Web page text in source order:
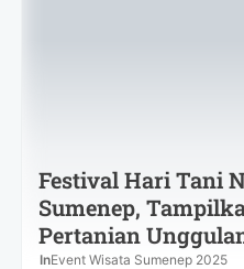
Festival Hari Tani
Sumenep,
Pertanian
InEvent Wisata Sumenep 2025